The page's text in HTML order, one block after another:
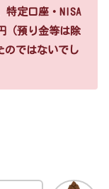
特定口座・NISA
（預り金等は除
のではないでし